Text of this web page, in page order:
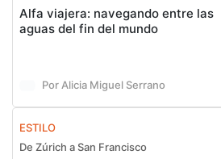
Alfa viajera: navegando entre las
aguas del fin del mundo
Por Alicia Miguel Serrano
ESTILO
De Zúrich a San Francisco